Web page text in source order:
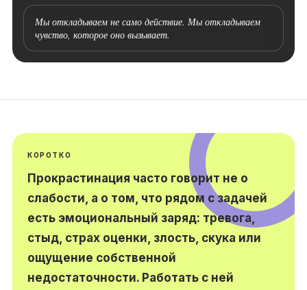
Мы откладываем не само действие. Мы откладываем
чувство, которое оно вызывает.
КОРОТКО
Прокрастинация часто говорит не о
слабости, а о том, что рядом с задачей
есть эмоциональный заряд: тревога,
стыд, страх оценки, злость, скука или
ощущение собственной
недостаточности. Работать с ней